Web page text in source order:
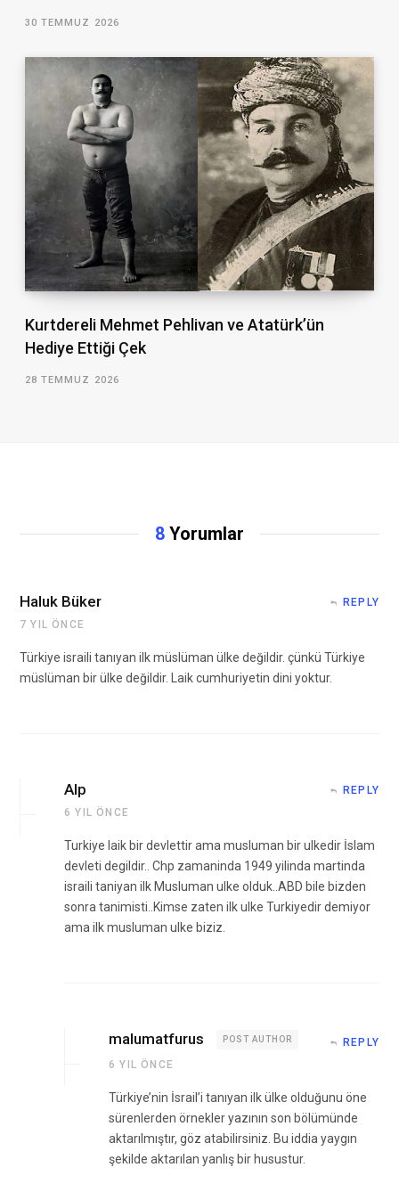
30 TEMMUZ 2026
Kurtdereli Mehmet Pehlivan ve Atatürk’ün
Hediye Ettiği Çek
28 TEMMUZ 2026
8 Yorumlar
Haluk Büker
7 YIL ÖNCE
REPLY
Türkiye israili tanıyan ilk müslüman ülke değildir. çünkü Türkiye
müslüman bir ülke değildir. Laik cumhuriyetin dini yoktur.
Alp
6 YIL ÖNCE
REPLY
Turkiye laik bir devlettir ama musluman bir ulkedir İslam
devleti degildir.. Chp zamaninda 1949 yilinda martinda
israili taniyan ilk Musluman ulke olduk..ABD bile bizden
sonra tanimisti..Kimse zaten ilk ulke Turkiyedir demiyor
ama ilk musluman ulke biziz.
malumatfurus POST AUTHOR
6 YIL ÖNCE
REPLY
Türkiye’nin İsrail’i tanıyan ilk ülke olduğunu öne
sürenlerden örnekler yazının son bölümünde
aktarılmıştır, göz atabilirsiniz. Bu iddia yaygın
şekilde aktarılan yanlış bir husustur.